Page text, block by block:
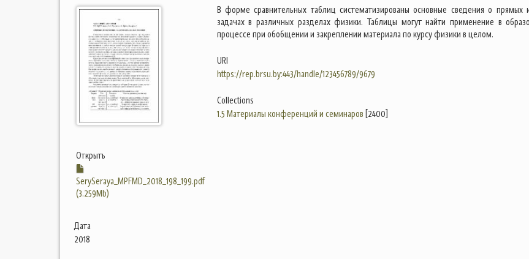
Открыть
SerySeraya_MPFMD_2018_198_199.pdf
(3.259Mb)
Дата
2018
В форме сравнительных таблиц систематизированы основные сведения о прямых
задачах в различных разделах физики. Таблицы могут найти применение в
процессе при обобщении и закреплении материала по курсу физики в целом.
URI
https://rep.brsu.by:443/handle/123456789/9679
Collections
1.5 Материалы конференций и семинаров [2400]